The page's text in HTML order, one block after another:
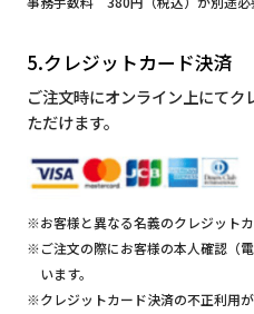
5.クレジットカード決済
ご注文時にオンライン上にて
ただけます。
※お客様と異なる名義のクレジット
※ご注文の際にお客様の本人確認（
います。
※クレジットカード決済の不正利用